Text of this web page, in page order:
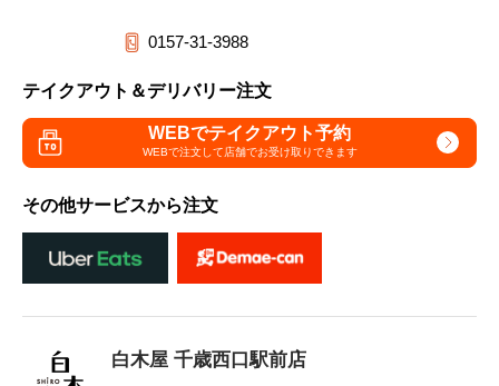
0157-31-3988
テイクアウト＆デリバリー注文
WEBでテイクアウト予約
WEBで注文して店舗でお受け取りできます
その他サービスから注文
白木屋 千歳西口駅前店